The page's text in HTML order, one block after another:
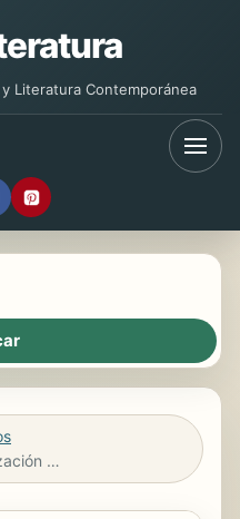
Literatura Contemporánea
Tramitación de la formalización y ejecución de seguro y reaseguro. ADGN0210